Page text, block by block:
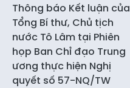
Thông báo Kết luận của
Tổng Bí thư, Chủ tịch
nước Tô Lâm tại Phiên
họp Ban Chỉ đạo Trung
ương thực hiện Nghị
quyết số 57-NQ/TW